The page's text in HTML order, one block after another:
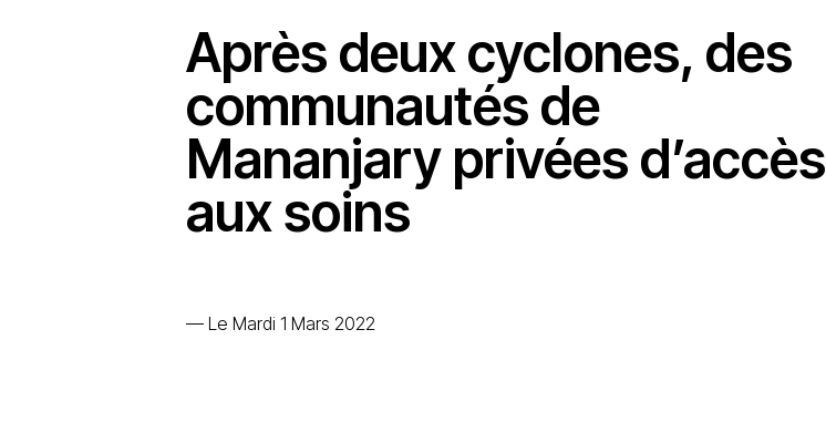
Après deux cyclones, des
communautés de
Mananjary privées d’accès
aux soins
— Le Mardi 1 Mars 2022